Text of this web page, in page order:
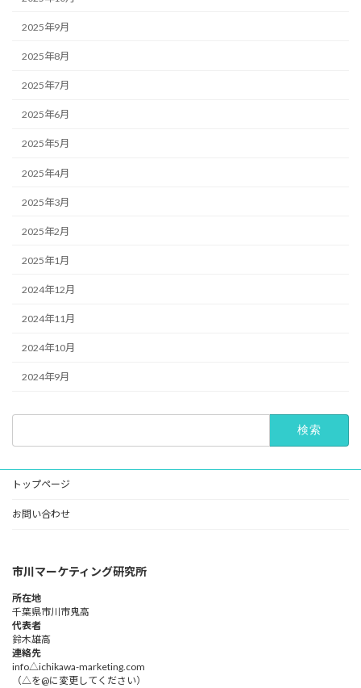
2025年9月
2025年8月
2025年7月
2025年6月
2025年5月
2025年4月
2025年3月
2025年2月
2025年1月
2024年12月
2024年11月
2024年10月
2024年9月
トップページ
お問い合わせ
市川マーケティング研究所
所在地
千葉県市川市鬼高
代表者
鈴木雄高​
連絡先
info△ichikawa-marketing.com
（△を@に変更してください）